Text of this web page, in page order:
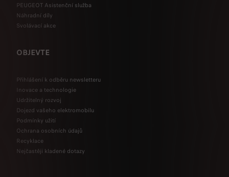
PEUGEOT Asistenční služba
Náhradní díly
Svolávací akce
OBJEVTE
Přihlášení k odběru newsletteru
Inovace a technologie
Udržitelný rozvoj
Dojezd vašeho elektromobilu
Podmínky užití
Ochrana osobních údajů
Recyklace
Nejčastěji kladené dotazy